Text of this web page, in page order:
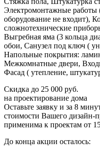
Электромонтажные работы
оборудование не входит),
сложнотехнические
Выгребная яма (3 кольца
обои, Санузел под ключ (
Напольные покрытия:
Межкомнатные двери,
Фасад ( утепление,
Скидка до 25 000 руб.
на проектирование дома
Оставьте заявку и за 8
стоимости Вашего дизайн-
применима к проектам от
До конца акции осталось: